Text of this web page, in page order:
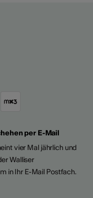
per E-Mail
vier Mal jährlich und
Walliser
in Ihr E-Mail Postfach.